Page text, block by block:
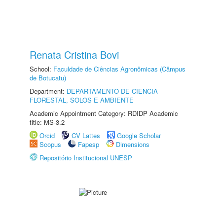
Renata Cristina Bovi
School: Faculdade de Ciências Agronômicas (Câmpus
de Botucatu)
Department: DEPARTAMENTO DE CIÊNCIA
FLORESTAL, SOLOS E AMBIENTE
Academic Appointment Category: RDIDP Academic
title: MS-3.2
Orcid
CV Lattes
Google Scholar
Scopus
Fapesp
Dimensions
Repositório Institucional UNESP